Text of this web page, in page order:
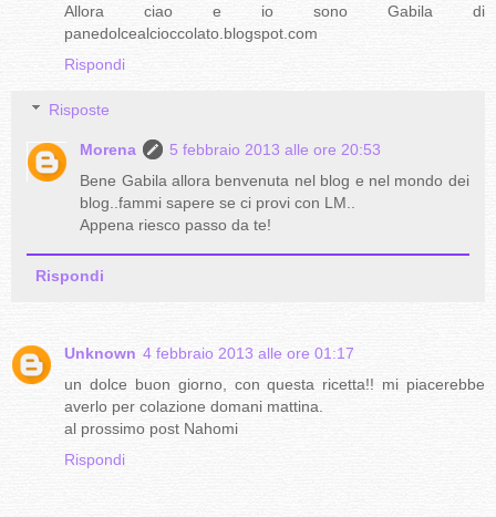
Allora ciao e io sono Gabila di
panedolcealcioccolato.blogspot.com
Rispondi
Risposte
Morena
5 febbraio 2013 alle ore 20:53
Bene Gabila allora benvenuta nel blog e nel mondo dei
blog..fammi sapere se ci provi con LM..
Appena riesco passo da te!
Rispondi
Unknown 4 febbraio 2013 alle ore 01:17
un dolce buon giorno, con questa ricetta!! mi piacerebbe
averlo per colazione domani mattina.
al prossimo post Nahomi
Rispondi